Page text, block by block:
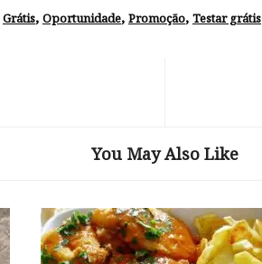
Grátis, Oportunidade, Promoção, Testar grátis
You May Also Like